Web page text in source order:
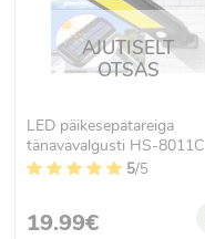
AJUTISELT
OTSAS
LED päikesepatareiga
tänavavalgusti HS-8011C
5/5
19.99€